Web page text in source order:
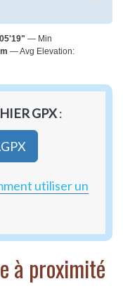
Min
Avg Elevation:
GPX:
utiliser un
à proximité